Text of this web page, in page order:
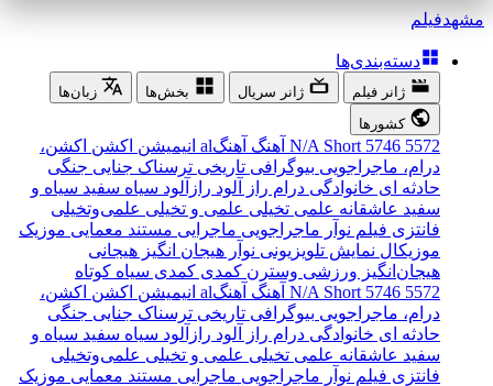
مشهدفیلم
دسته‌بندی‌ها
ژانر فیلم ژانر سریال بخش‌ها
زبان‌ها
کشورها
5572
5746
N/A Short آهنگ آهنگal انیمیشن اکشن اکشن،
درام، ماجراجویی بیوگرافی تاریخی ترسناک جنایی جنگی
حادثه ای خانوادگی درام راز آلود رازآلود سیاه سفید سیاه و
سفید عاشقانه علمی تخیلی علمی و تخیلی علمی‌و‌تخیلی
فانتزی فیلم نوآر ماجراجویی ماجرایی مستند معمایی موزیک
موزیکال نمایش تلویزیونی نوآر هیجان انگیز هیجانی
هیجان‌انگیز ورزشی وسترن کمدی کمدی سیاه کوتاه
5572
5746
N/A Short آهنگ آهنگal انیمیشن اکشن اکشن،
درام، ماجراجویی بیوگرافی تاریخی ترسناک جنایی جنگی
حادثه ای خانوادگی درام راز آلود رازآلود سیاه سفید سیاه و
سفید عاشقانه علمی تخیلی علمی و تخیلی علمی‌و‌تخیلی
فانتزی فیلم نوآر ماجراجویی ماجرایی مستند معمایی موزیک